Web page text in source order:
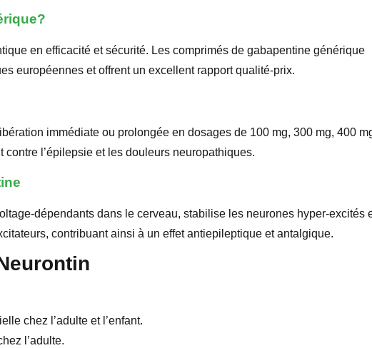
en efficacité et sécurité. Les comprimés de gabapentine générique
européennes et offrent un excellent rapport qualité-prix.
immédiate ou prolongée en dosages de 100 mg, 300 mg, 400
l’épilepsie et les douleurs neuropathiques.
dépendants dans le cerveau, stabilise les neurones hyper-excités
contribuant ainsi à un effet antiepileptique et antalgique.
chez l’adulte et l’enfant.
l’adulte.